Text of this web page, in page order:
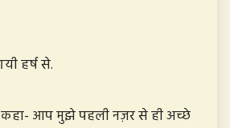
हर्ष से.
आप मुझे पहली नज़र से ही अच्छे